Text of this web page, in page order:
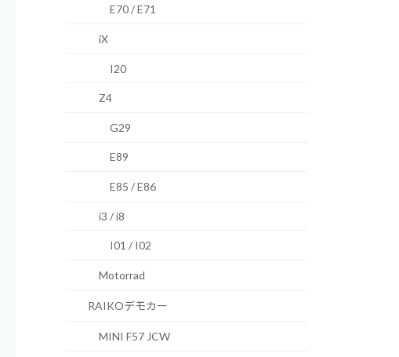
E70 / E71
iX
I20
Z4
G29
E89
E85 / E86
i3 / i8
I01 / I02
Motorrad
RAIKOデモカー
MINI F57 JCW